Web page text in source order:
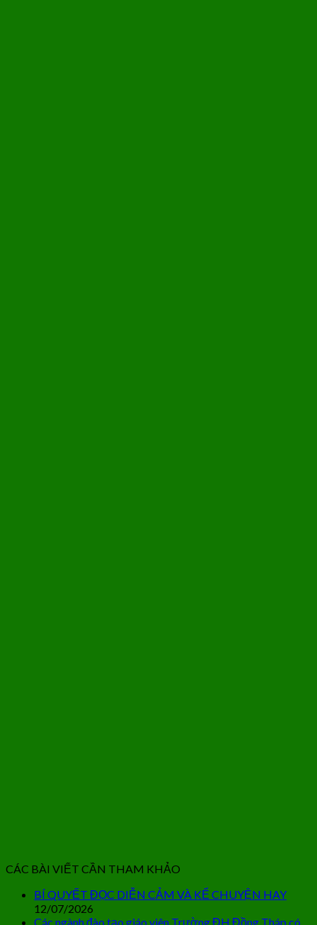
CÁC BÀI VIẾT CẦN THAM KHẢO
BÍ QUYẾT ĐỌC DIỄN CẢM VÀ KỂ CHUYỆN HAY
12/07/2026
Các ngành đào tạo giáo viên Trường ĐH Đồng Tháp có